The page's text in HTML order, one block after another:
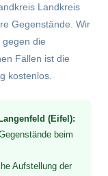
Landkreis
Gegenstände. Wir
die
Fällen ist die
kostenlos.
(Eifel):
beim
Aufstellung der